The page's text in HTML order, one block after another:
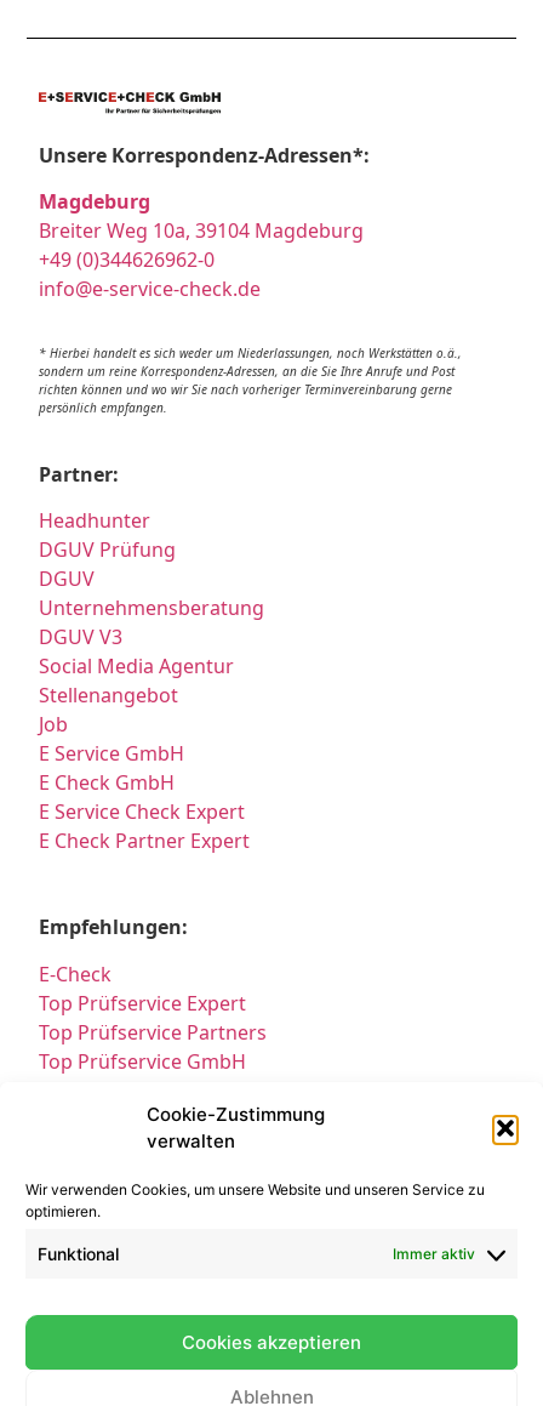
Cookie-Zustimmung
verwalten
Wir verwenden Cookies, um unsere Website und unseren Service zu
optimieren.
Funktional Immer aktiv
Cookies akzeptieren
Ablehnen
Unsere Korrespondenz-Adressen*:
Magdeburg
Breiter Weg 10a, 39104 Magdeburg
+49 (0)344626962-0
info@e-service-check.de
* Hierbei handelt es sich weder um Niederlassungen, noch Werkstätten o.ä.,
sondern um reine Korrespondenz-Adressen, an die Sie Ihre Anrufe und Post
richten können und wo wir Sie nach vorheriger Terminvereinbarung gerne
persönlich empfangen.
Partner:
Headhunter
DGUV Prüfung
DGUV
Unternehmensberatung
DGUV V3
Social Media Agentur
Stellenangebot
Job
E Service GmbH
E Check GmbH
E Service Check Expert
E Check Partner Expert
Empfehlungen:
E-Check
Top Prüfservice Expert
Top Prüfservice Partners
Top Prüfservice GmbH
Sicherheitsprüfungen Partners
Sicherheitsprüfungen Expert
Prüfung E-Check Expert
Prüfung elektrischer Anlagen